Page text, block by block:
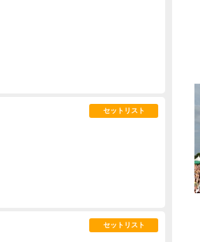
セットリスト
セットリスト